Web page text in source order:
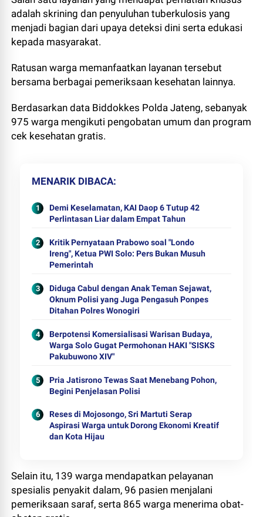
adalah skrining dan penyuluhan tuberkulosis yang
menjadi bagian dari upaya deteksi dini serta edukasi
kepada masyarakat.
Ratusan warga memanfaatkan layanan tersebut
bersama berbagai pemeriksaan kesehatan lainnya.
Berdasarkan data Biddokkes Polda Jateng, sebanyak
975 warga mengikuti pengobatan umum dan program
cek kesehatan gratis.
MENARIK DIBACA
Demi Keselamatan, KAI Daop 6 Tutup 42
Perlintasan Liar dalam Empat Tahun
Kritik Pernyataan Prabowo soal "Londo
Ireng", Ketua PWI Solo: Pers Bukan Musuh
Pemerintah
Diduga Cabul dengan Anak Teman Sejawat,
Oknum Polisi yang Juga Pengasuh Ponpes
Ditahan Polres Wonogiri
Berpotensi Komersialisasi Warisan Budaya,
Warga Solo Gugat Permohonan HAKI "SISKS
Pakubuwono XIV"
Pria Jatisrono Tewas Saat Menebang Pohon,
Begini Penjelasan Polisi
Reses di Mojosongo, Sri Martuti Serap
Aspirasi Warga untuk Dorong Ekonomi Kreatif
dan Kota Hijau
Selain itu, 139 warga mendapatkan pelayanan
spesialis penyakit dalam, 96 pasien menjalani
pemeriksaan saraf, serta 865 warga menerima obat-